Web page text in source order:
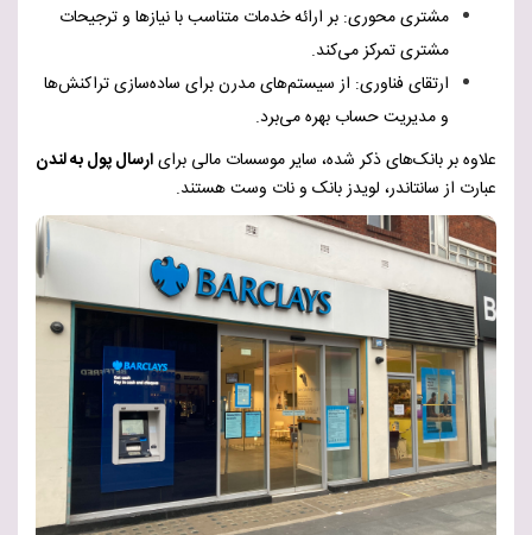
مشتری محوری: بر ارائه خدمات متناسب با نیازها و ترجیحات
مشتری تمرکز می‌کند.
ارتقای فناوری: از سیستم‌های مدرن برای ساده‌سازی تراکنش‌ها
و مدیریت حساب بهره می‌برد.
علاوه بر بانک‌های ذکر شده، سایر موسسات مالی برایارسال پول به لندن
عبارت از سانتاندر، لویدز بانک و نات وست هستند.